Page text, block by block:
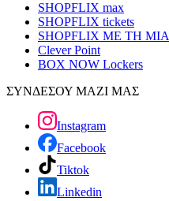
SHOPFLIX max
SHOPFLIX tickets
SHOPFLIX ΜΕ ΤΗ ΜΙΑ
Clever Point
BOX NOW Lockers
ΣΥΝΔΕΣΟΥ ΜΑΖΙ ΜΑΣ
Instagram
Facebook
Tiktok
Linkedin